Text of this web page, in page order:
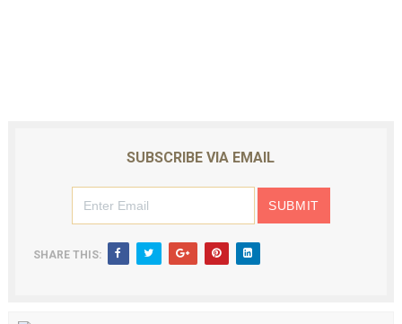
SUBSCRIBE VIA EMAIL
SHARE THIS: